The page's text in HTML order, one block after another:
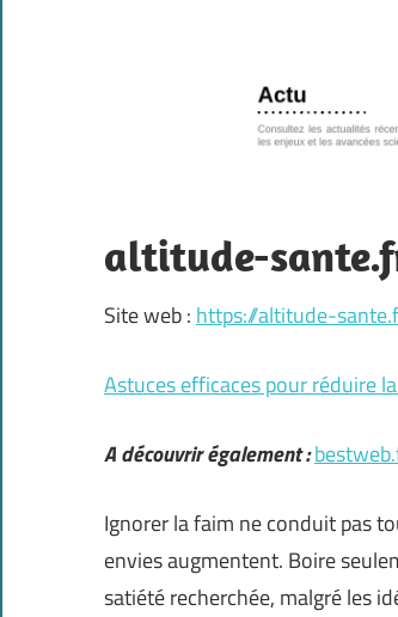
altitude-
Site web : https://altitude-
Astuces efficaces pour réduire
A découvrir également :
Ignorer la faim ne conduit pas
envies augmentent. Boire
satiété recherchée, malgré les